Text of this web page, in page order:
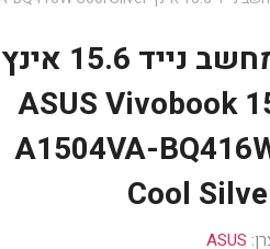
מחשב נייד 15.6 אינץ
ASUS Vivobook
A1504VA-
Cool
ASUS